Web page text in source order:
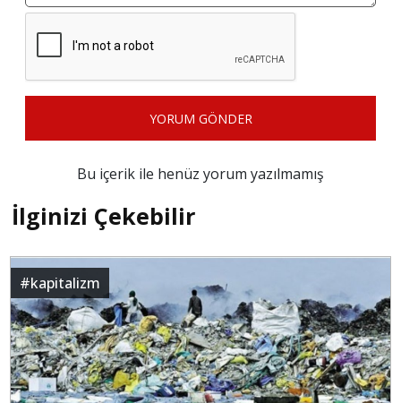
YORUM GÖNDER
Bu içerik ile henüz yorum yazılmamış
İlginizi Çekebilir
#kapitalizm